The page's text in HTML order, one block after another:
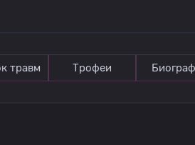
травм Трофеи